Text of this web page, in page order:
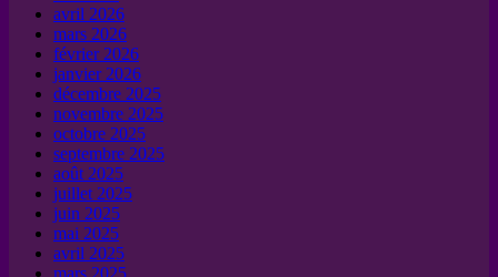
avril 2026
mars 2026
février 2026
janvier 2026
décembre 2025
novembre 2025
octobre 2025
septembre 2025
août 2025
juillet 2025
juin 2025
mai 2025
avril 2025
mars 2025